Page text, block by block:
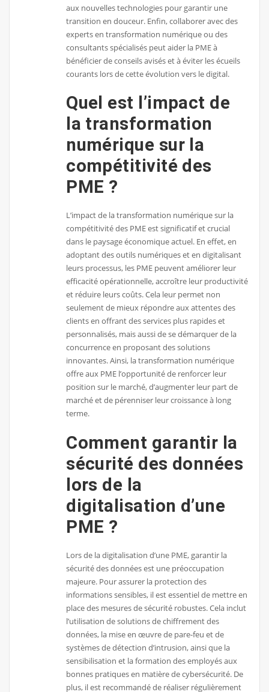
aux nouvelles technologies pour garantir une
transition en douceur. Enfin, collaborer avec des
experts en transformation numérique ou des
consultants spécialisés peut aider la PME à
bénéficier de conseils avisés et à éviter les écueils
courants lors de cette évolution vers le digital.
Quel est l’impact de
la transformation
numérique sur la
compétitivité des
PME ?
L’impact de la transformation numérique sur la
compétitivité des PME est significatif et crucial
dans le paysage économique actuel. En effet, en
adoptant des outils numériques et en digitalisant
leurs processus, les PME peuvent améliorer leur
efficacité opérationnelle, accroître leur productivité
et réduire leurs coûts. Cela leur permet non
seulement de mieux répondre aux attentes des
clients en offrant des services plus rapides et
personnalisés, mais aussi de se démarquer de la
concurrence en proposant des solutions
innovantes. Ainsi, la transformation numérique
offre aux PME l’opportunité de renforcer leur
position sur le marché, d’augmenter leur part de
marché et de pérenniser leur croissance à long
terme.
Comment garantir la
sécurité des données
lors de la
digitalisation d’une
PME ?
Lors de la digitalisation d’une PME, garantir la
sécurité des données est une préoccupation
majeure. Pour assurer la protection des
informations sensibles, il est essentiel de mettre en
place des mesures de sécurité robustes. Cela inclut
l’utilisation de solutions de chiffrement des
données, la mise en œuvre de pare-feu et de
systèmes de détection d’intrusion, ainsi que la
sensibilisation et la formation des employés aux
bonnes pratiques en matière de cybersécurité. De
plus, il est recommandé de réaliser régulièrement